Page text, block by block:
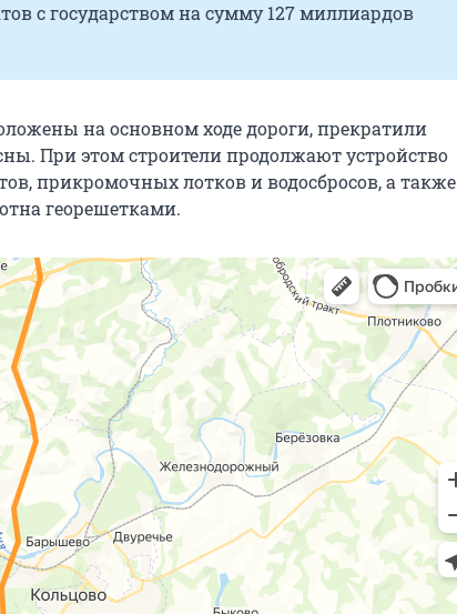
с государством на сумму 127 миллиардов
на основном ходе дороги, прекратили
При этом строители продолжают устройство
прикромочных лотков и водосбросов, а также
георешетками.